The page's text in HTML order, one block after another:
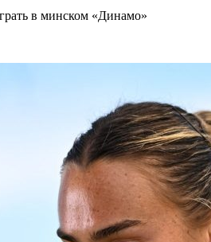
в минском «Динамо»